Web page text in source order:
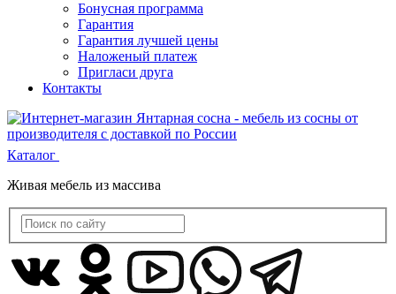
Бонусная программа
Гарантия
Гарантия лучшей цены
Наложеный платеж
Пригласи друга
Контакты
Каталог
Живая мебель из массива